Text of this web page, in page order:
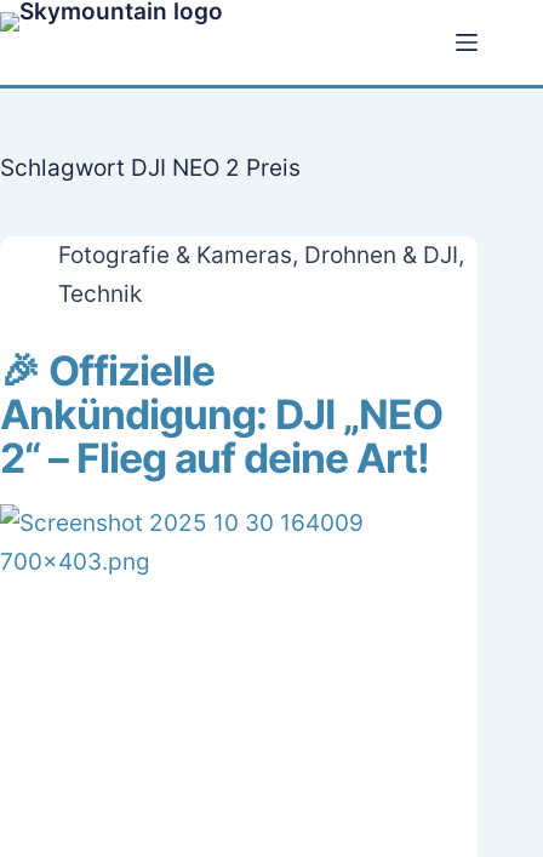
Zum
springen
Schlagwort DJI NEO 2 Preis
Fotografie & Kameras, Drohnen & DJI,
Technik
🎉 Offizielle
Ankündigung: DJI „NEO
2“ – Flieg auf deine Art!